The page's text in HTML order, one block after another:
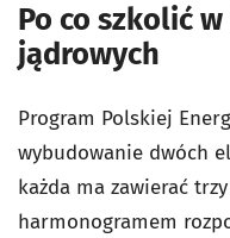
Po co szkolić
jądrowych
Program Polskiej
wybudowanie dwóch
każda ma zawierać
harmonogramem